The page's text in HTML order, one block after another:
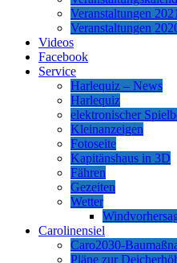
Veranstaltungen 2021
Veranstaltungen
Videos
Facebook
Service
Harlequiz – News
Harlequiz
elektronischer
Kleinanzeigen
Fotoseite
Kapitänshaus in 3D
Fähren
Gezeiten
Wetter
Carolinensiel
Caro2030-
Pläne zur